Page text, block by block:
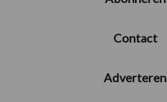
Contact
Adverteren